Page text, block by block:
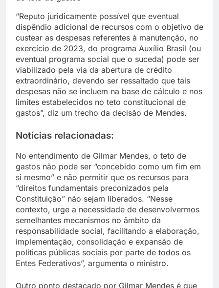
“Reputo juridicamente possível que eventual
dispêndio adicional de recursos com o objetivo de
custear as despesas referentes à manutenção, no
exercício de 2023, do programa Auxílio Brasil (ou
eventual programa social que o suceda) pode ser
viabilizado pela via da abertura de crédito
extraordinário, devendo ser ressaltado que tais
despesas não se incluem na base de cálculo e nos
limites estabelecidos no teto constitucional de
gastos”, diz um trecho da decisão de Mendes.
Notícias relacionadas:
No entendimento de Gilmar Mendes, o teto de
gastos não pode ser “concebido como um fim em
si mesmo” e não permitir que os recursos para
“direitos fundamentais preconizados pela
Constituição” não sejam liberados. “Nesse
contexto, urge a necessidade de desenvolvermos
semelhantes mecanismos no âmbito da
responsabilidade social, facilitando a elaboração,
implementação, consolidação e expansão de
políticas públicas sociais por parte de todos os
Entes Federativos”, argumenta o ministro.
Outro ponto destacado por Gilmar Mendes é que